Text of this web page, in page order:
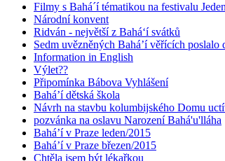
Filmy s Bahá´í tématikou na festivalu
Národní konvent
Ridván - největší z Bahá‘í svátků
Sedm uvězněných Bahá’í věřících
Information in English
Výlet??
Připomínka Bábova Vyhlášení
Bahá’í dětská škola
Návrh na stavbu kolumbijského Domu
pozvánka na oslavu Narození Bahá'u'lláha
Bahá’í v Praze leden/2015
Bahá’í v Praze březen/2015
Chtěla jsem být lékařkou